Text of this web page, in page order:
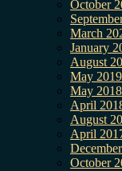
October
March
January
August
May 2019
May 2018
April
August
April
October